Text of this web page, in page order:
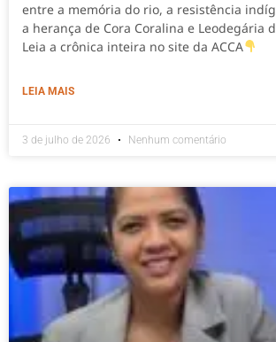
entre a memória do rio, a resistência
a herança de Cora Coralina e Leodegária
Leia a crônica inteira no site da ACCA
LEIA MAIS
3 de julho de 2026 Nenhum comentário